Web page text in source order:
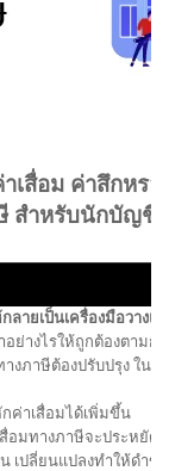
เสื่อม ค่าสึกหร
สำหรับนักบัญ
ายเป็นเครื่องมือวาง
อย่างไรให้ถูกต้องตามก
งภาษีต้องปรับปรุง ในท
ค่าเสื่อมได้เพิ่มขึ้น
อมทางภาษีจะประหยัด
เปลี่ยนแปลงทำให้ดำขึ้